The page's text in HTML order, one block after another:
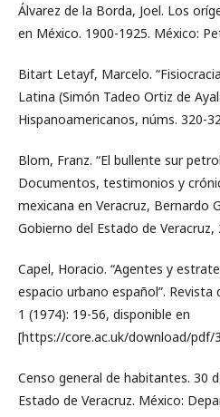
Álvarez de la Borda, Joel. Los
en México. 1900-1925. México:
Bitart Letayf, Marcelo.
Latina (Simón Tadeo Ortiz de
Hispanoamericanos, núms. 320-
Blom, Franz. “El bullente sur
Documentos, testimonios y
mexicana en Veracruz, Bernardo
Gobierno del Estado de Veracruz,
Capel, Horacio. “Agentes y
espacio urbano español”.
1 (1974): 19-56, disponible en
[https://core.ac.uk/download/pdf/
Censo general de habitantes. 30
Estado de Veracruz. México: